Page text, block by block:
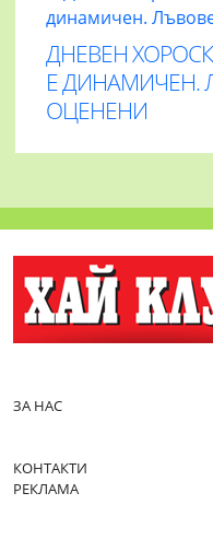
ДНЕВЕН
Е ДИНАМИЧЕН.
ОЦЕНЕНИ
ЗА НАС
КОНТАКТИ
РЕКЛАМА